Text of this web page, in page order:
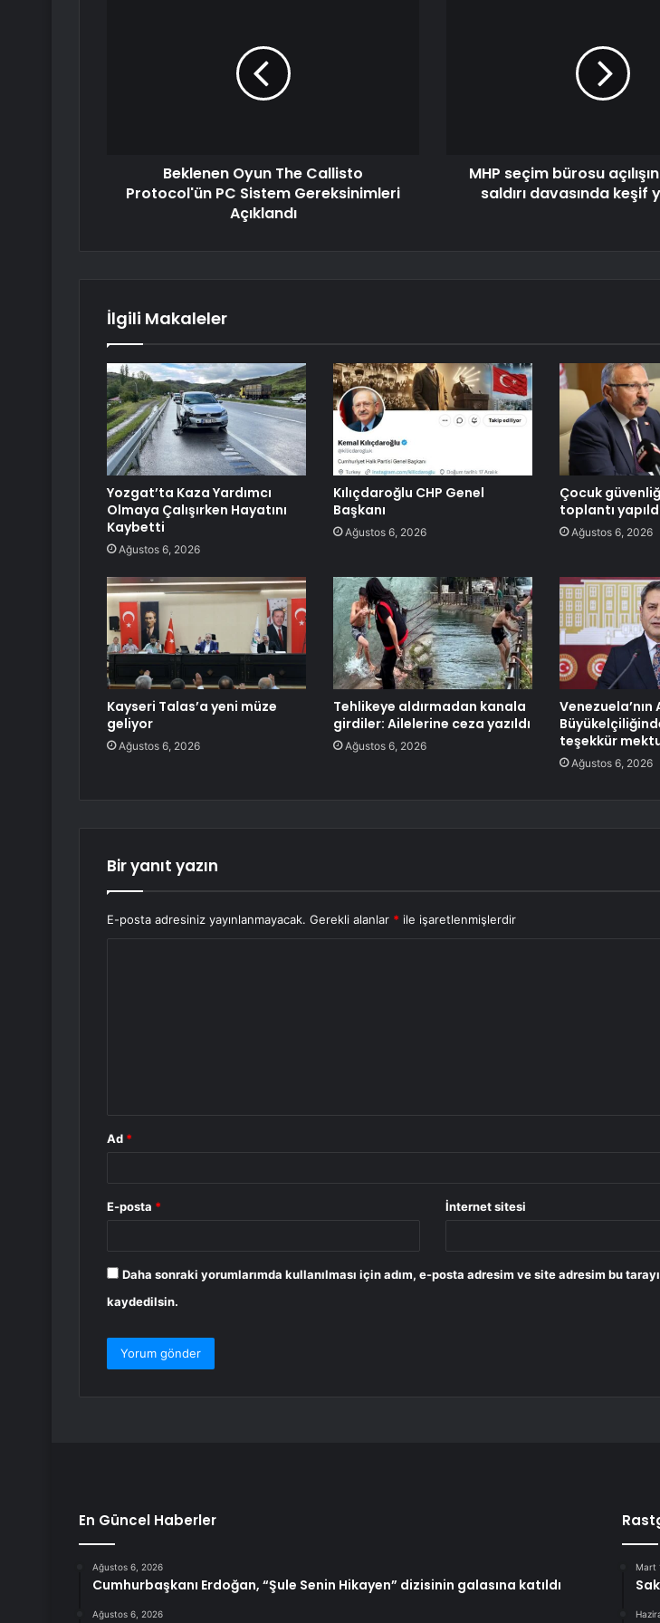
Beklenen Oyun The Callisto
Protocol'ün PC Sistem Gereksinimleri
Açıklandı
MHP seçim bürosu
saldırı davasında keşif
İlgili Makaleler
Yozgat’ta Kaza Yardımcı
Olmaya Çalışırken Hayatını
Kaybetti
Ağustos 6, 2026
Kılıçdaroğlu CHP Genel
Başkanı
Ağustos 6, 2026
Çocuk
toplantı
Ağustos 6, 2026
Kayseri Talas’a yeni müze
geliyor
Ağustos 6, 2026
Tehlikeye aldırmadan kanala
girdiler: Ailelerine ceza yazıldı
Ağustos 6, 2026
Venezuela’nın
teşekkür
Ağustos 6, 2026
Bir yanıt yazın
E-posta adresiniz yayınlanmayacak. Gerekli alanlar * ile işaretlenmişlerdir
Ad *
E-posta * İnternet sitesi
Daha sonraki yorumlarımda kullanılması için adım, e-posta adresim ve site adresim bu
kaydedilsin.
En Güncel Haberler
Ağustos 6, 2026
Cumhurbaşkanı Erdoğan, “Şule Senin Hikayen” dizisinin galasına katıldı
Ağustos 6, 2026
Mart